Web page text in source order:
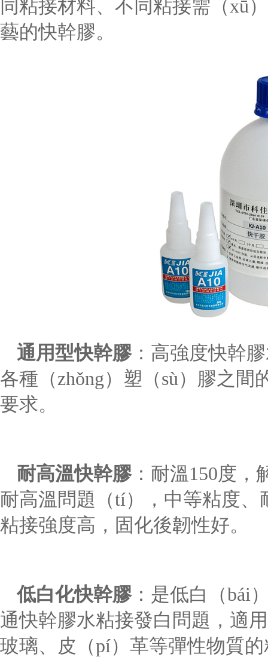
同粘接材料、不同粘接需（xū
藝的快幹膠。
通用型快幹膠：高強度快幹
各種（zhǒng）塑（sù）膠之
要求。
耐高溫快幹膠：耐溫150度，
耐高溫問題（tí），中等粘度
粘接強度高，固化後韌性好。
低白化快幹膠：是低白（bái
通快幹膠水粘接發白問題，適
玻璃、皮（pí）革等彈性物質